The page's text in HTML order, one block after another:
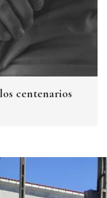
centenarios